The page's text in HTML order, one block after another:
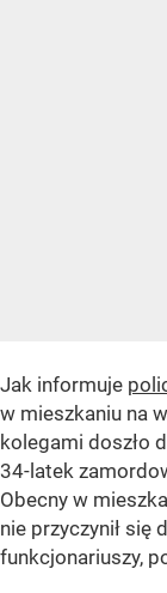
Jak informuje
w mieszkaniu na
kolegami doszło
34-latek
Obecny w
nie przyczynił się
funkcjonariuszy,